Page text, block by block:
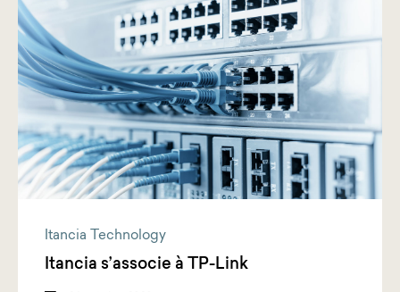
Itancia Technology
Itancia s’associe à TP-Link